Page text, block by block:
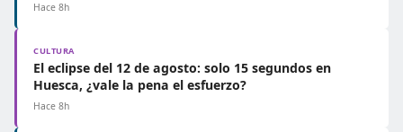
Hace 8h
CULTURA
El eclipse del 12 de agosto: solo 15 segundos en
Huesca, ¿vale la pena el esfuerzo?
Hace 8h